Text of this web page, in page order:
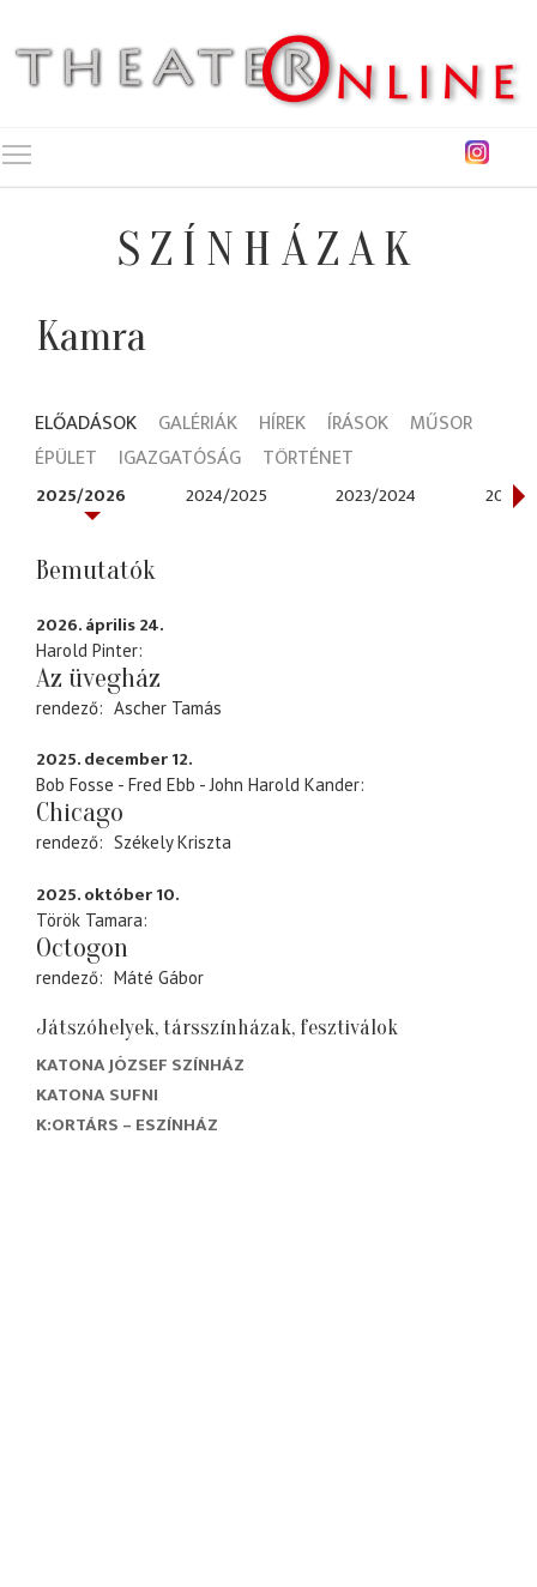
SZÍNHÁZAK
Kamra
ELŐADÁSOK GALÉRIÁK HÍREK ÍRÁSOK
MŰSOR
ÉPÜLET
IGAZGATÓSÁG TÖRTÉNET
2025/2026 2024/2025 2023/2024 2022/
Bemutatók
2026. április 24.
Harold Pinter
Az üvegház
rendező Ascher Tamás
2025. december 12.
Bob Fosse - Fred Ebb - John Harold Kander
Chicago
rendező Székely Kriszta
2025. október 10.
Török Tamara
Octogon
rendező Máté Gábor
Játszóhelyek, társszínházak, fesztiválok
KATONA JÓZSEF SZÍNHÁZ
KATONA SUFNI
K:ORTÁRS – ESZÍNHÁZ